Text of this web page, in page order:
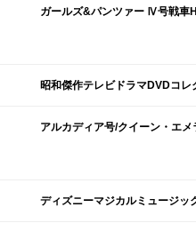
昭和傑作テレビドラマDVDコレ
ディズニーマジカルミュージッ